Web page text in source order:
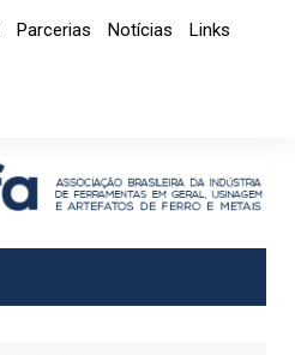
Parcerias Notícias
Links